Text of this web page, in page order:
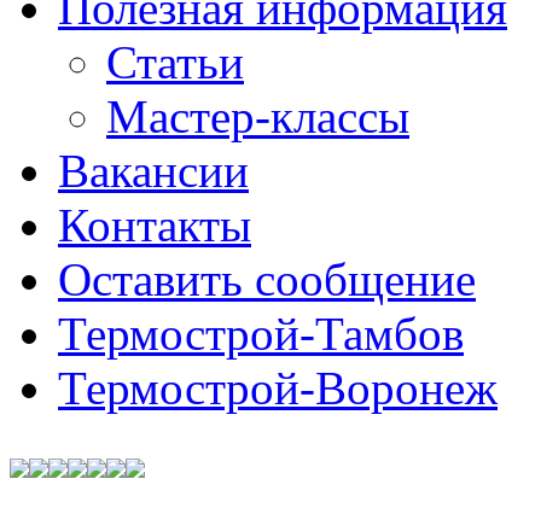
Статьи
Мастер-классы
Вакансии
Контакты
Оставить сообщение
Термострой-Тамбов
Термострой-Воронеж